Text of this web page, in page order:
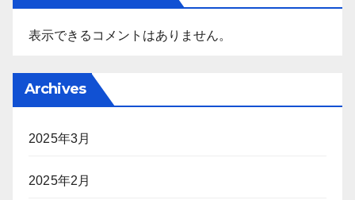
表示できるコメントはありません。
Archives
2025年3月
2025年2月